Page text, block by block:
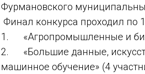
Фурмановского
Финал конкурса проходил по
1. «Агропромышленные и
2. «Большие данные,
машинное обучение» (4